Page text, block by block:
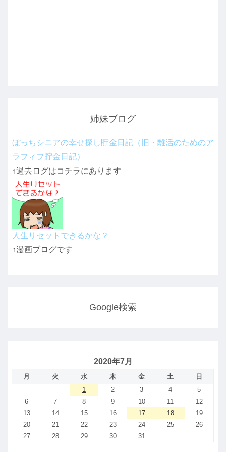
姉妹ブログ
ぼっちシニアの幸せ探し貯金日記（旧・離活のためのア
ラフィフ貯金日記）
↑過去ログはコチラにあります
人生リセットできるかな？
↑漫画ブログです
Google検索
2020年7月
月 火 水 木 金 土
日
1
2 3 4
5
6
7 8 9 10 11
12
13
14 15 16 17 18
19
20
21 22 23 24 25
26
27
28 29 30 31